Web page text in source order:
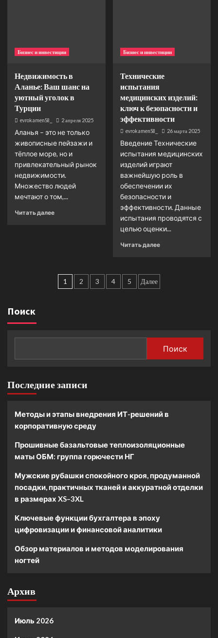
Бизнес и инвестиции
Недвижимость в
Аланье: Ваш шанс на
уютный уголок в
Турции
evrokamen58_ 2 апреля 2025
Аланья – это не только
живописные пейзажи и
тёплое море, но и
привлекательный рынок
недвижимости.
Множество людей
мечтают о том,...
Читать далее
Бизнес и инвестиции
Технические
испытания
медицинских изделий:
ключ к безопасности и
эффективности
evrokamen58_ 26 марта 2025
Введение Технические
испытания медицинских
изделий играют
важнейшую роль в
обеспечении их
безопасности и
эффективности. Данные
испытания проводятся с
целью оценки...
Читать далее
Пагинация
1 2 3 4 5 Далее
Поиск
Поиск
Последние записи
Методы и этапы внедрения ИТ-решений в
корпоративную среду
Прошивные базальтовые теплоизоляционные
маты ОБМ: группа горючести НГ
Мужские рубашки спокойного кроя, продуманной
посадки, практичных тканей и аккуратной отделки
в размерах XS–3XL
Ключевые функции бухгалтера в эпоху
цифровизации и финансовой аналитики
Обзор материалов и методов моделирования
ногтей
Архив
Июль 2026